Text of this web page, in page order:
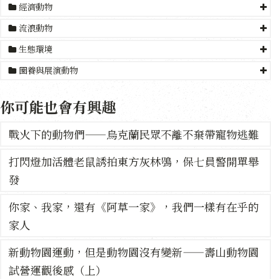
經濟動物
流浪動物
生態環境
圈養與展演動物
你可能也會有興趣
戰火下的動物們——烏克蘭民眾不離不棄帶寵物逃難
打閃燈加活體老鼠誘拍東方灰林鴞，保七員警開單舉
發
你家、我家，還有《阿草一家》，我們一樣有在乎的
家人
新動物園運動，但是動物園沒有變新——壽山動物園
試營運觀後感（上）